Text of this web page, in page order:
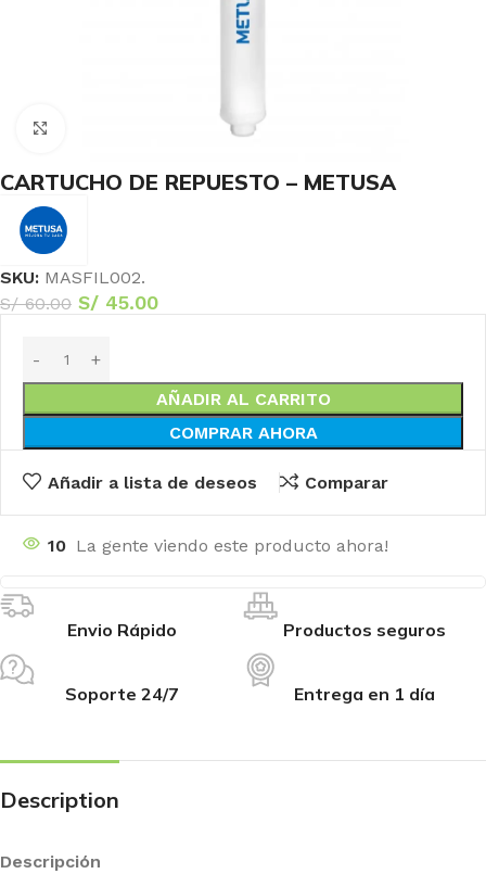
Haga Click para agrandar
CARTUCHO DE REPUESTO – METUSA
SKU: MASFIL002.
S/60.00 S/ 45.00
AÑADIR AL CARRITO
COMPRAR AHORA
Añadir a lista de deseos Comparar
10 La gente viendo este producto ahora!
Envio Rápido Productos seguros
Soporte 24/7 Entrega en 1 día
Description
Descripción